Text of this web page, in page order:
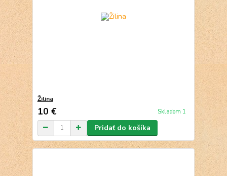
Žilina
10 € Skladom 1
Pridať do košíka